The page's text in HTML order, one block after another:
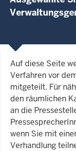
Auf diese Seite
Verfahren vor
mitgeteilt. Für
den räumlichen
an die
wenn Sie mit
Verhandlung